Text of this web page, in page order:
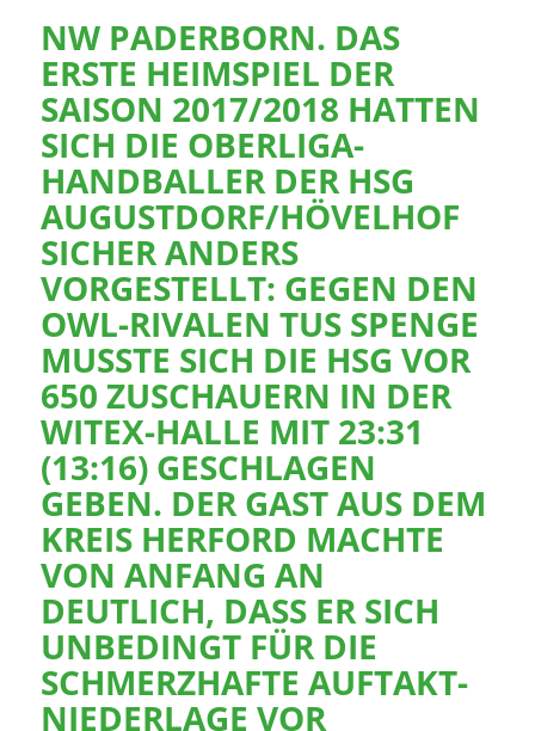
NW PADERBORN. DAS
ERSTE HEIMSPIEL DER
SAISON 2017/2018 HATTEN
SICH DIE OBERLIGA-
HANDBALLER DER HSG
AUGUSTDORF/HÖVELHOF
SICHER ANDERS
VORGESTELLT: GEGEN DEN
OWL-RIVALEN TUS SPENGE
MUSSTE SICH DIE HSG VOR
650 ZUSCHAUERN IN DER
WITEX-HALLE MIT 23:31
(13:16) GESCHLAGEN
GEBEN. DER GAST AUS DEM
KREIS HERFORD MACHTE
VON ANFANG AN
DEUTLICH, DASS ER SICH
UNBEDINGT FÜR DIE
SCHMERZHAFTE AUFTAKT-
NIEDERLAGE VOR